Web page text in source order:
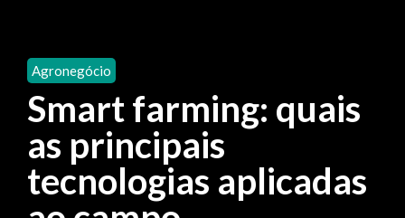
contato
cultura
do
plástico
institucional
Agronegócio
psicultura
soluções
em
Coberturas
barracas
sansuy
Indústria
Agronegócio
Smart farming: quais
as principais
tecnologias aplicadas